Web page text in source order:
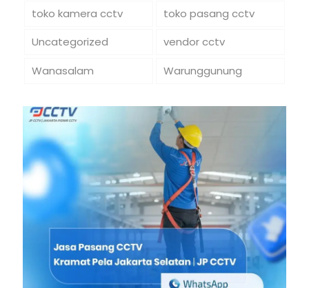
toko kamera cctv
toko pasang cctv
Uncategorized
vendor cctv
Wanasalam
Warunggunung